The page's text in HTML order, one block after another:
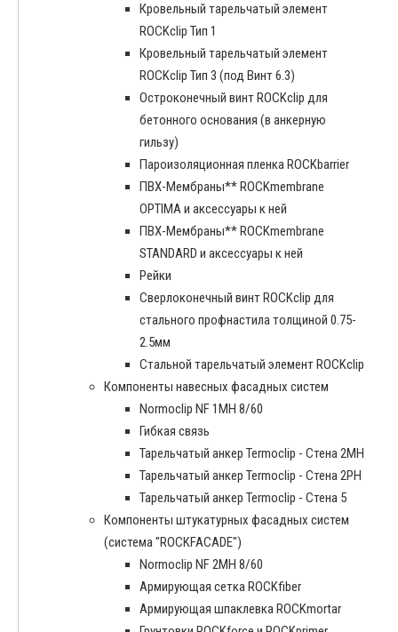
Кровельный тарельчатый элемент
ROCKclip Тип 1
Кровельный тарельчатый элемент
ROCKclip Тип 3 (под Винт 6.3)
Остроконечный винт ROCKclip для
бетонного основания (в анкерную
гильзу)
Пароизоляционная пленка ROCKbarrier
ПВХ-Мембраны** ROCKmembrane
OPTIMA и аксессуары к ней
ПВХ-Мембраны** ROCKmembrane
STANDARD и аксессуары к ней
Рейки
Сверлоконечный винт ROCKclip для
стального профнастила толщиной 0.75-
2.5мм
Стальной тарельчатый элемент ROCKclip
Компоненты навесных фасадных систем
Normoclip NF 1MH 8/60
Гибкая связь
Тарельчатый анкер Termoclip - Стена 2MH
Тарельчатый анкер Termoclip - Стена 2PH
Тарельчатый анкер Termoclip - Стена 5
Компоненты штукатурных фасадных систем
(система "ROCKFACADE")
Normoclip NF 2MH 8/60
Армирующая сетка ROCKfiber
Армирующая шпаклевка ROCKmortar